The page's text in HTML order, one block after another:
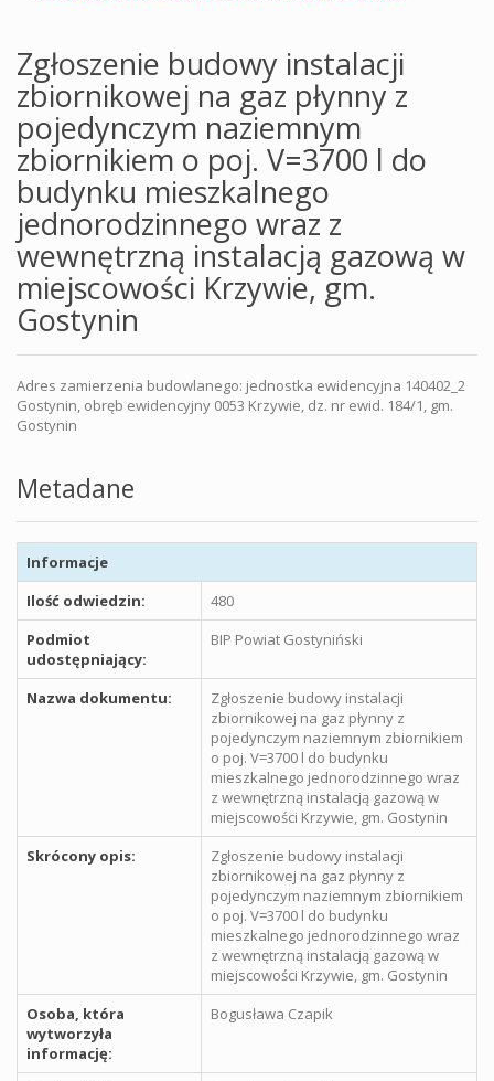
Zgłoszenie budowy instalacji
zbiornikowej na gaz płynny z
pojedynczym naziemnym
zbiornikiem o poj. V=3700 l do
budynku mieszkalnego
jednorodzinnego wraz z
wewnętrzną instalacją gazową w
miejscowości Krzywie, gm.
Gostynin
Adres zamierzenia budowlanego: jednostka ewidencyjna 140402_2
Gostynin, obręb ewidencyjny 0053 Krzywie, dz. nr ewid. 184/1, gm.
Gostynin
Metadane
Informacje
Ilość odwiedzin:
480
Podmiot
udostępniający:
BIP Powiat Gostyniński
Nazwa dokumentu:
Zgłoszenie budowy instalacji
zbiornikowej na gaz płynny z
pojedynczym naziemnym zbiornikiem
o poj. V=3700 l do budynku
mieszkalnego jednorodzinnego wraz
z wewnętrzną instalacją gazową w
miejscowości Krzywie, gm. Gostynin
Skrócony opis:
Zgłoszenie budowy instalacji
zbiornikowej na gaz płynny z
pojedynczym naziemnym zbiornikiem
o poj. V=3700 l do budynku
mieszkalnego jednorodzinnego wraz
z wewnętrzną instalacją gazową w
miejscowości Krzywie, gm. Gostynin
Osoba, która
wytworzyła
informację:
Bogusława Czapik